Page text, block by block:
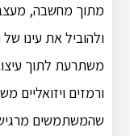
מתוך מחשבה,
ולהוביל את עינו
משתרעת לתוך
ורמזים ויזואליים
שהמשתמשים